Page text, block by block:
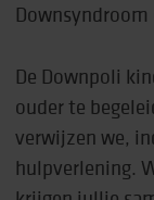
Downsyndroom
De Downpoli
ouder te
verwijzen we,
hulpverlening.